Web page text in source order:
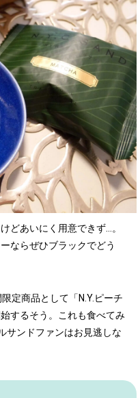
どあいにく用意できず…。
ならぜひブラックでどう
定商品として「N.Y.ピーチ
するそう。これも食べてみ
サンドファンはお見逃しな